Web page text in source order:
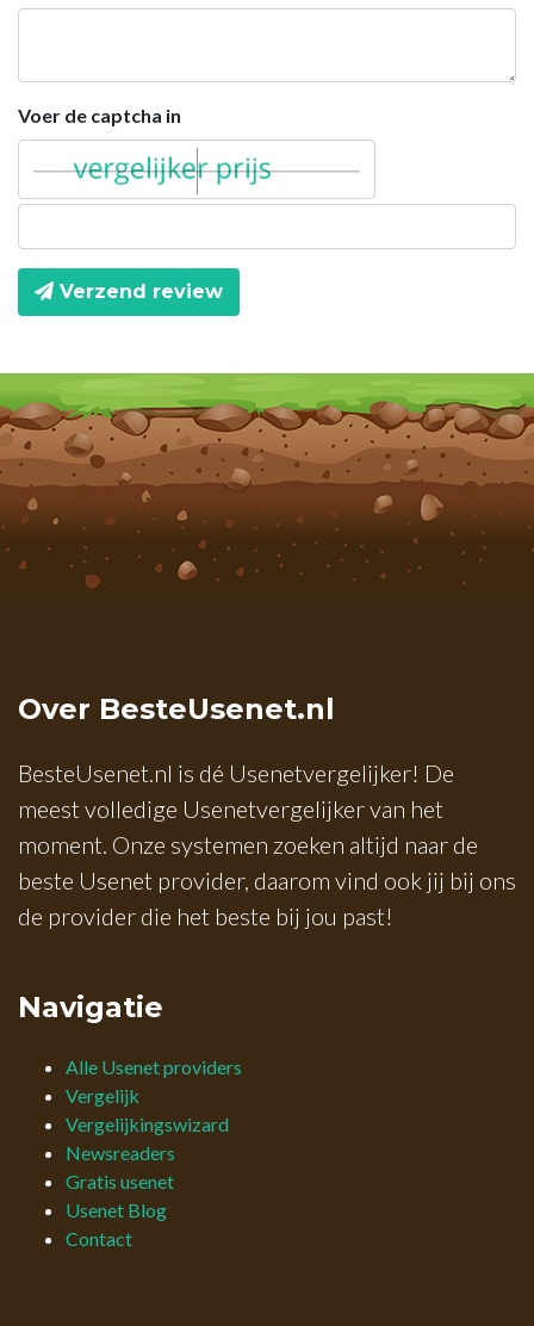
Voer de captcha in
Verzend review
Over BesteUsenet.nl
BesteUsenet.nl is dé Usenetvergelijker! De
meest volledige Usenetvergelijker van het
moment. Onze systemen zoeken altijd naar de
beste Usenet provider, daarom vind ook jij bij ons
de provider die het beste bij jou past!
Navigatie
Alle Usenet providers
Vergelijk
Vergelijkingswizard
Newsreaders
Gratis usenet
Usenet Blog
Contact